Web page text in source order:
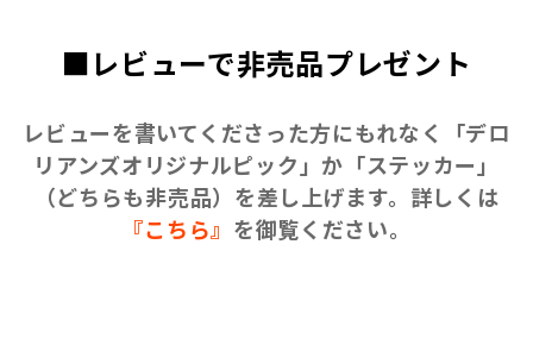
■レビューで非売品プレゼント
レビューを書いてくださった方にもれなく
「デロ
リアンズオリジナルピック」 か 「ステッカー」
（どちらも非売品）を差し上げます。詳しくは
『こちら』 を御覧ください。